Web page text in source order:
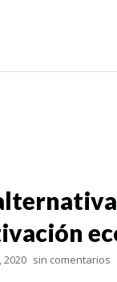
2020 sin comentarios